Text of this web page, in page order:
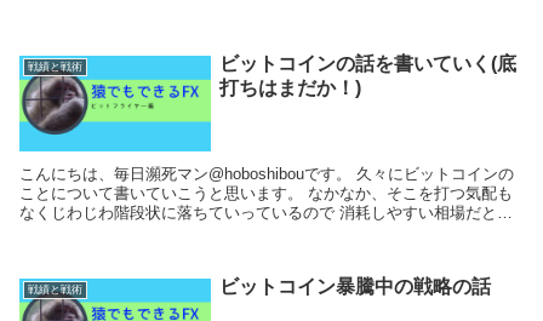
戦績と戦術
ビットコインの話を書いていく(底
打ちはまだか！)
こんにちは、毎日瀕死マン@hoboshibouです。 久々にビットコインの
ことについて書いていこうと思います。 なかなか、そこを打つ気配も
なくじわじわ階段状に落ちていっているので 消耗しやすい相場だと思
戦績と戦術 ビットコイン暴騰中の戦略の話